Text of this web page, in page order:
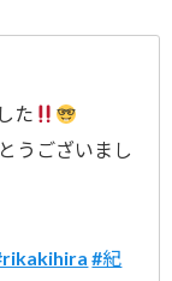
た
うございまし
#紀